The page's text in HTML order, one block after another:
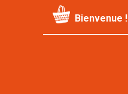
Recherche
pour
Bienvenue !